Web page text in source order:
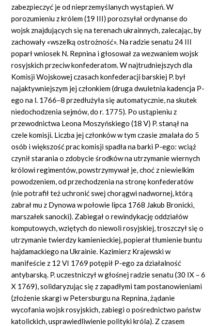
zabezpieczyć je od nieprzemyślanych wystąpień. W
porozumieniu z królem (19 III) porozsyłał ordynanse do
wojsk znajdujących się na terenach ukrainnych, zalecając, by
zachowały «wszelką ostrożność». Na radzie senatu 24 III
poparł wniosek N. Repnina i głosował za wezwaniem wojsk
rosyjskich przeciw konfederatom. W najtrudniejszych dla
Komisji Wojskowej czasach konfederacji barskiej P. był
najaktywniejszym jej członkiem (druga dwuletnia kadencja P-
ego na l. 1766–8 przedłużyła się automatycznie, na skutek
niedochodzenia sejmów, do r. 1775). Po ustąpieniu z
przewodnictwa Leona Moszyńskiego (18 V) P. stanął na
czele komisji. Liczba jej członków w tym czasie zmalała do 5
osób i większość prac komisji spadła na barki P-ego: wciąż
czynił starania o zdobycie środków na utrzymanie wiernych
królowi regimentów, powstrzymywał je, choć z niewielkim
powodzeniem, od przechodzenia na stronę konfederatów
(nie potrafił też uchronić swej chorągwi nadwornej, którą
zabrał mu z Dynowa w połowie lipca 1768 Jakub Bronicki,
marszałek sanocki). Zabiegał o rewindykację oddziałów
komputowych, wziętych do niewoli rosyjskiej, troszczył się o
utrzymanie twierdzy kamienieckiej, popierał tłumienie buntu
hajdamackiego na Ukrainie. Kazimierz Krajewski w
manifeście z 12 VI 1769 potępił P-ego za działalność
antybarską. P. uczestniczył w głośnej radzie senatu (30 IX – 6
X 1769), solidaryzując się z zapadłymi tam postanowieniami
(złożenie skargi w Petersburgu na Repnina, żądanie
wycofania wojsk rosyjskich, zabiegi o pośrednictwo państw
katolickich, usprawiedliwienie polityki króla). Z czasem